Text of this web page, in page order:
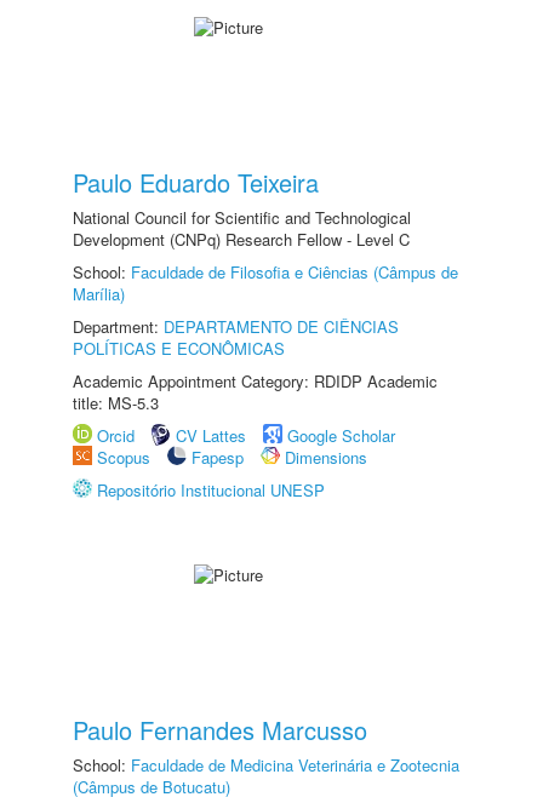
Paulo Eduardo Teixeira
National Council for Scientific and Technological
Development (CNPq) Research Fellow - Level C
School: Faculdade de Filosofia e Ciências (Câmpus de
Marília)
Department: DEPARTAMENTO DE CIÊNCIAS
POLÍTICAS E ECONÔMICAS
Academic Appointment Category: RDIDP Academic
title: MS-5.3
Orcid
CV Lattes
Google Scholar
Scopus
Fapesp
Dimensions
Repositório Institucional UNESP
Paulo Fernandes Marcusso
School: Faculdade de Medicina Veterinária e Zootecnia
(Câmpus de Botucatu)